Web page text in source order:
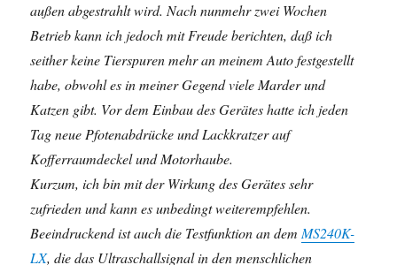
außen abgestrahlt wird. Nach nunmehr zwei Wochen
Betrieb kann ich jedoch mit Freude berichten, daß ich
seither keine Tierspuren mehr an meinem Auto festgestellt
habe, obwohl es in meiner Gegend viele Marder und
Katzen gibt. Vor dem Einbau des Gerätes hatte ich jeden
Tag neue Pfotenabdrücke und Lackkratzer auf
Kofferraumdeckel und Motorhaube.
Kurzum, ich bin mit der Wirkung des Gerätes sehr
zufrieden und kann es unbedingt weiterempfehlen.
Beeindruckend ist auch die Testfunktion an dem MS240K-
LX, die das Ultraschallsignal in den menschlichen